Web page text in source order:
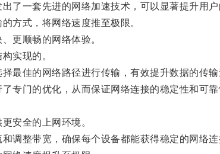
一套先进的网络加速技术，可以显著提升用户
方式，将网络速度推至极限。
更顺畅的网络体验。
实现的。
佳的网络路径进行传输，有效提升数据的传输
门的优化，从而保证网络连接的稳定性和可靠
安全的上网环境。
整带宽，确保每个设备都能获得稳定的网络连